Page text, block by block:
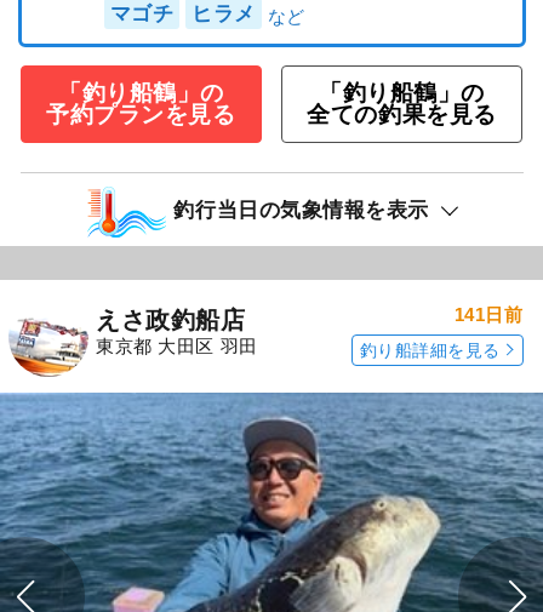
マゴチ ヒラメ
「釣り船鶴」の
予約プランを見る
「釣り船鶴」の
全ての釣果を見る
釣行当日の気象情報を表示
えさ政釣船店
東京都 大田区 羽田
141日前
釣り船詳細を見る